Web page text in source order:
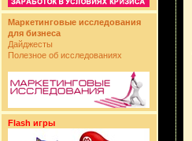
Маркетинговые исследования
для бизнеса
Дайджесты
Полезное об исследованиях
Flash игры